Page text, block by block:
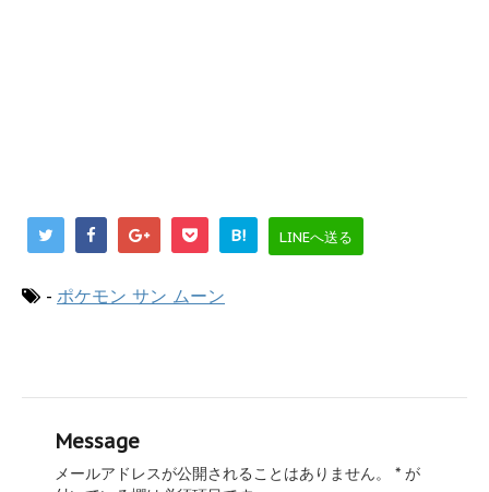
B! LINEへ送る
- ポケモン サン ムーン
Message
メールアドレスが公開されることはありません。 * が